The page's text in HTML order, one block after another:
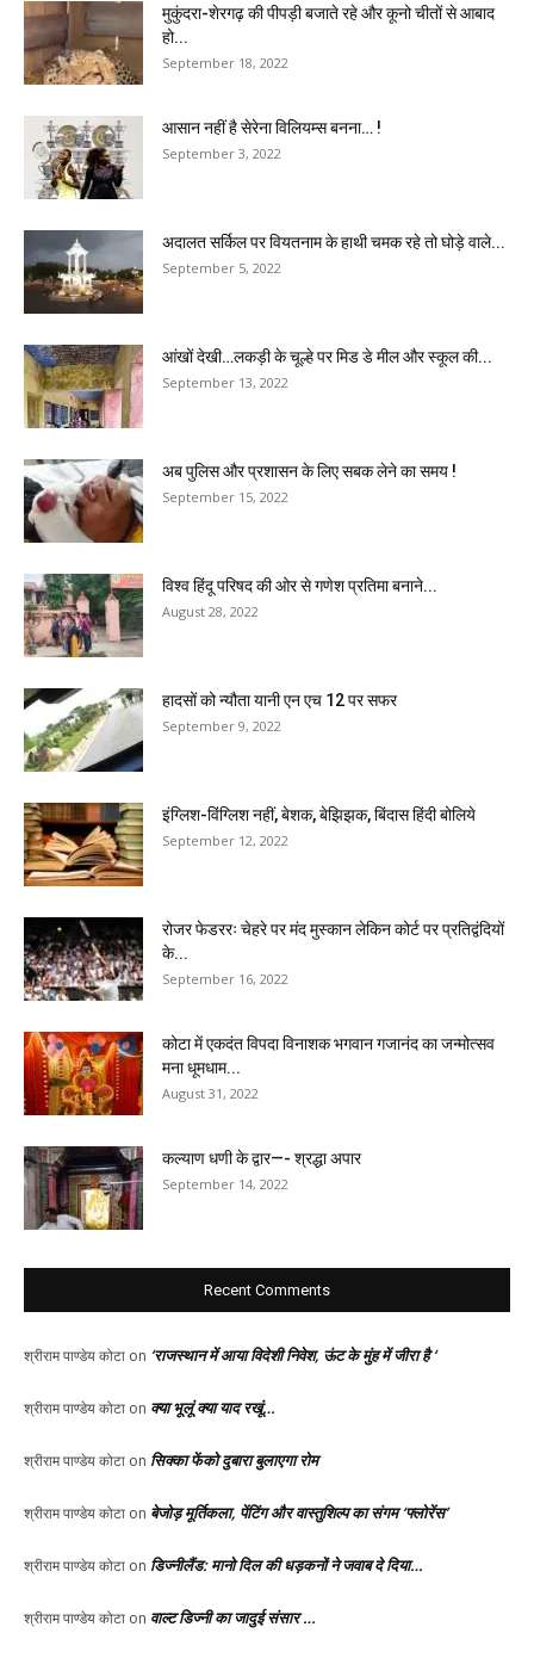
मुकुंदरा-शेरगढ़ की पीपड़ी बजाते रहे और कूनो चीतों से आबाद
हो...
September 18, 2022
आसान नहीं है सेरेना विलियम्स बनना… !
September 3, 2022
अदालत सर्किल पर वियतनाम के हाथी चमक रहे तो घोड़े वाले...
September 5, 2022
आंखों देखी…लकड़ी के चूल्हे पर मिड डे मील और स्कूल की...
September 13, 2022
अब पुलिस और प्रशासन के लिए सबक लेने का समय !
September 15, 2022
विश्व हिंदू परिषद की ओर से गणेश प्रतिमा बनाने...
August 28, 2022
हादसों को न्यौता यानी एन एच 12 पर सफर
September 9, 2022
इंग्लिश-विंग्लिश नहीं, बेशक, बेझिझक, बिंदास हिंदी बोलिये
September 12, 2022
रोजर फेडररः चेहरे पर मंद मुस्कान लेकिन कोर्ट पर प्रतिद्वंदियों
के...
September 16, 2022
कोटा में एकदंत विपदा विनाशक भगवान गजानंद का जन्मोत्सव
मना धूमधाम...
August 31, 2022
कल्याण धणी के द्वार—- श्रद्धा अपार
September 14, 2022
Recent Comments
श्रीराम पाण्डेय कोटा on ‘राजस्थान में आया विदेशी निवेश, ऊंट के मुंह में जीरा है ‘
श्रीराम पाण्डेय कोटा on क्या भूलूं क्या याद रखूं…
श्रीराम पाण्डेय कोटा on सिक्का फेंको दुबारा बुलाएगा रोम
श्रीराम पाण्डेय कोटा on बेजोड़ मूर्तिकला, पेंटिंग और वास्तुशिल्प का संगम ‘फ्लोरेंस’
श्रीराम पाण्डेय कोटा on डिज्नीलैंड: मानो दिल की धड़कनों ने जवाब दे दिया…
श्रीराम पाण्डेय कोटा on वाल्ट डिज्नी का जादुई संसार …